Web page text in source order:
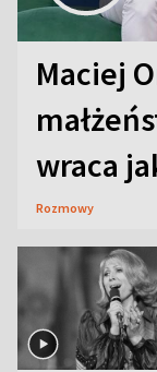
Maciej
wraca
Rozmowy